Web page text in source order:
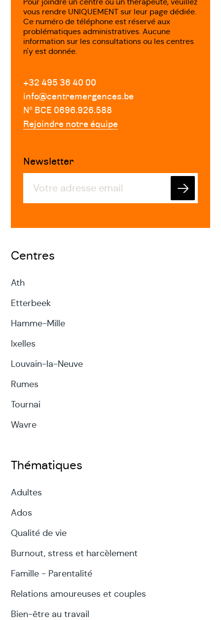
vous rendre UNIQUEMENT sur leur page dédiée.
Ce numéro de téléphone est réservé aux
problématiques administratives. Aucune
information sur les consultations ou les centres
n'y est donnée.
+32 495 36 40 00
info@centremergences.be
Nº BCE 0696.926.588
Rejoindre notre équipe
Newsletter
Centres
Ath
Etterbeek
Hamme-Mille
Ixelles
Louvain-la-Neuve
Rumes
Tournai
Wavre
Thématiques
Adultes
Ados
Qualité de vie
Burnout, stress et harcèlement
Famille - Parentalité
Relations amoureuses et couples
Bien-être au travail